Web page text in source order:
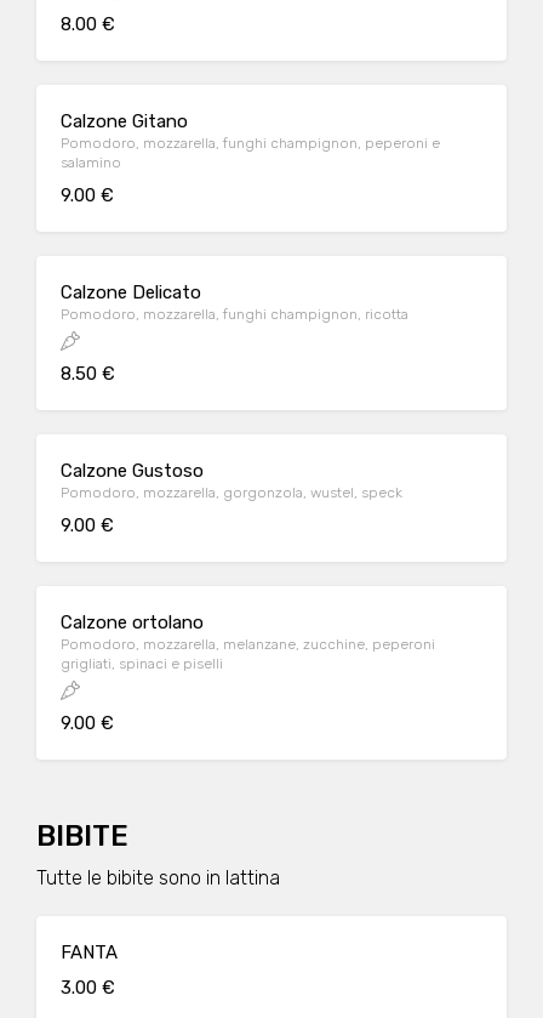
8.00 €
Calzone Gitano
Pomodoro, mozzarella, funghi champignon, peperoni e
salamino
9.00 €
Calzone Delicato
Pomodoro, mozzarella, funghi champignon, ricotta
8.50 €
Calzone Gustoso
Pomodoro, mozzarella, gorgonzola, wustel, speck
9.00 €
Calzone ortolano
Pomodoro, mozzarella, melanzane, zucchine, peperoni
grigliati, spinaci e piselli
9.00 €
BIBITE
Tutte le bibite sono in lattina
FANTA
3.00 €